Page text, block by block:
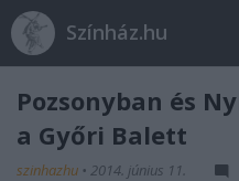
Színház.hu
Pozsonyban és
a Győri Balett
szinhazhu • 2014. június 11.